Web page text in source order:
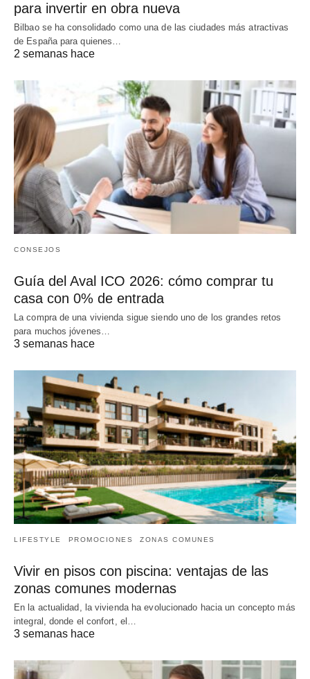
para invertir en obra nueva
Bilbao se ha consolidado como una de las ciudades más atractivas
de España para quienes…
2 semanas hace
CONSEJOS
Guía del Aval ICO 2026: cómo comprar tu
casa con 0% de entrada
La compra de una vivienda sigue siendo uno de los grandes retos
para muchos jóvenes…
3 semanas hace
LIFESTYLE PROMOCIONES ZONAS COMUNES
Vivir en pisos con piscina: ventajas de las
zonas comunes modernas
En la actualidad, la vivienda ha evolucionado hacia un concepto más
integral, donde el confort, el…
3 semanas hace